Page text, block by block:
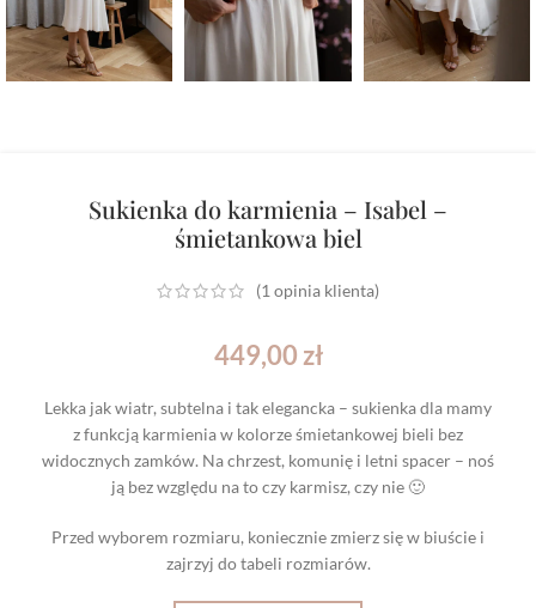
Sukienka do karmienia – Isabel –
śmietankowa biel
(1opinia klienta)
449,00zł
Lekka jak wiatr, subtelna i tak elegancka – sukienka dla mamy
z funkcją karmienia w kolorze śmietankowej bieli bez
widocznych zamków. Na chrzest, komunię i letni spacer – noś
ją bez względu na to czy karmisz, czy nie 🙂
Przed wyborem rozmiaru, koniecznie zmierz się w biuście i
zajrzyj do tabeli rozmiarów.